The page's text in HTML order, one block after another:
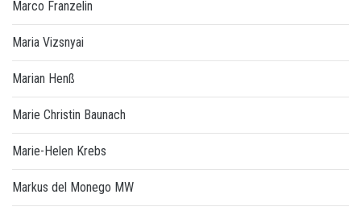
Marco Franzelin
Maria Vizsnyai
Marian Henß
Marie Christin Baunach
Marie-Helen Krebs
Markus del Monego MW